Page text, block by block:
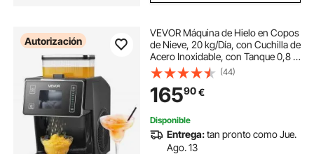
Autorización
VEVOR Máquina de Hielo en Copos
de Nieve, 20 kg/Día, con Cuchilla de
Acero Inoxidable, con Tanque 0,8 L
y Enfriamiento Rápido en 90 s, Ideal
para Eventos Pequeños en Casa, 8
Velocidades, Negro
(44)
16590€
Disponible
Entrega:tan pronto como Jue.
Ago. 13